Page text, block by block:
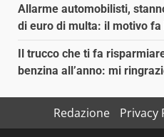
Allarme automobilisti,
di euro di multa: il motivo
Il trucco che ti fa
benzina all’anno: mi
Redazione Privacy